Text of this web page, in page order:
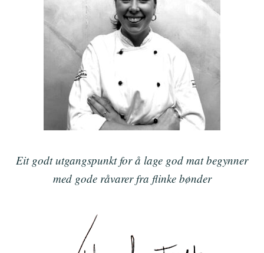
Eit godt utgangspunkt for å lage god mat begynner
med gode råvarer fra flinke bønder